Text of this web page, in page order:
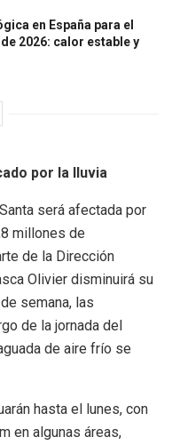
en España para el
2026: calor estable y
por la lluvia
será afectada por
millones de
de la Dirección
Olivier disminuirá su
semana, las
de la jornada del
de aire frío se
hasta el lunes, con
en algunas áreas,